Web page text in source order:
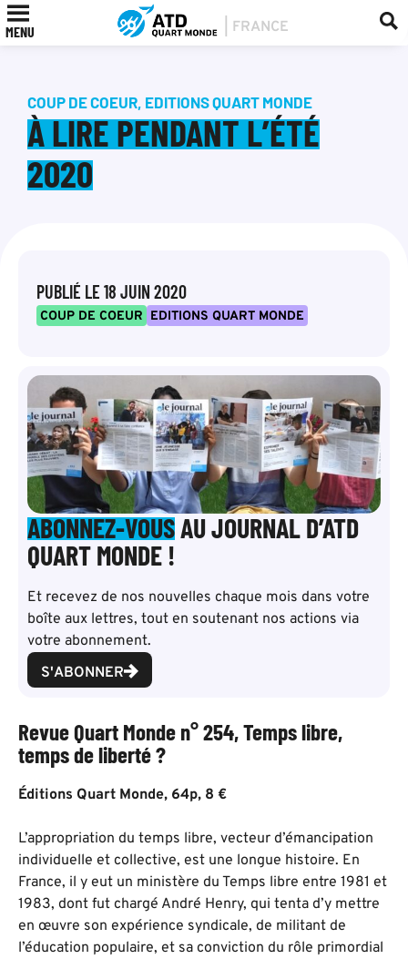
MENU
COUP DE COEUR, EDITIONS QUART MONDE
À LIRE PENDANT L’ÉTÉ
2020
PUBLIÉ LE 18 JUIN 2020
COUP DE COEUR EDITIONS QUART MONDE
ABONNEZ-VOUSAU JOURNAL D’ATD
QUART MONDE !
Et recevez de nos nouvelles chaque mois dans votre
boîte aux lettres, tout en soutenant nos actions via
votre abonnement.
S'ABONNER
Revue Quart Monde n° 254, Temps libre,
temps de liberté ?
Éditions Quart Monde, 64p, 8 €
L’appropriation du temps libre, vecteur d’émancipation
individuelle et collective, est une longue histoire. En
France, il y eut un ministère du Temps libre entre 1981 et
1983, dont fut chargé André Henry, qui tenta d’y mettre
en œuvre son expérience syndicale, de militant de
l’éducation populaire, et sa conviction du rôle primordial